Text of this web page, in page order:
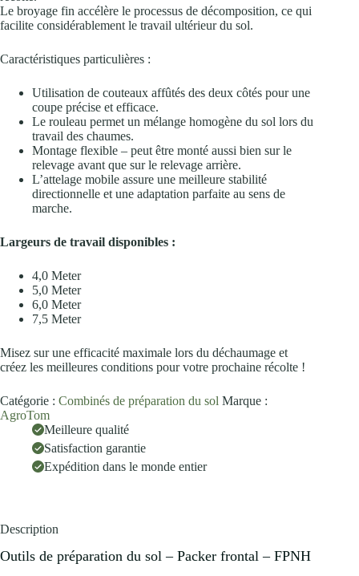
Le broyage fin accélère le processus de décomposition, ce qui
facilite considérablement le travail ultérieur du sol.
Caractéristiques particulières :
Utilisation de couteaux affûtés des deux côtés pour une
coupe précise et efficace.
Le rouleau permet un mélange homogène du sol lors du
travail des chaumes.
Montage flexible – peut être monté aussi bien sur le
relevage avant que sur le relevage arrière.
L’attelage mobile assure une meilleure stabilité
directionnelle et une adaptation parfaite au sens de
marche.
Largeurs de travail disponibles :
4,0 Meter
5,0 Meter
6,0 Meter
7,5 Meter
Misez sur une efficacité maximale lors du déchaumage et
créez les meilleures conditions pour votre prochaine récolte !
Catégorie : Combinés de préparation du sol Marque :
AgroTom
Meilleure qualité
Satisfaction garantie
Expédition dans le monde entier
Description
Outils de préparation du sol – Packer frontal – FPNH